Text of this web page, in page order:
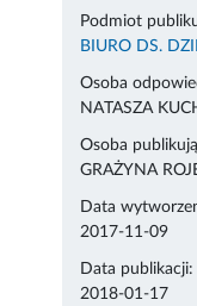
Podmiot
BIURO DS.
Osoba
NATASZA
Osoba
GRAŻYNA
Data
2017-11-09
Data publikacji:
2018-01-17